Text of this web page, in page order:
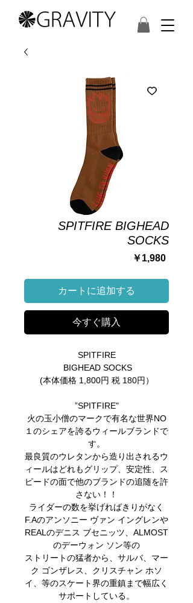
SPITFIRE BIGHEAD
SOCKS
￥1,980価
カートに追加する
今すぐ購入
SPITFIRE
BIGHEAD SOCKS
(本体価格 1,800円 税 180円）
”SPITFIRE"
火の玉小僧のマークで有名な世界NO
１のシェアを誇るウィールブランドで
す。
最良質のウレタンから造り出されるウ
ィールはどれもグリップ、安定性、ス
ピードの面で他のブランドの追随を許
さない！！
ライダーの数を挙げればきりがなく
F.Aのアンソニー ヴァン イングレンや
REALのデニス ブセニッツ、ALMOST
のデーウォン ソン等の
ストリートの猛者から、サルバ、マー
ク ゴンザレス、クリスチャン ホソ
イ、等のスケート界の重鎮まで幅広く
サポートしている。